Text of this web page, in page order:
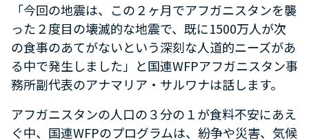
「今回の地震は、この２ヶ月でアフガニスタンを襲
った２度目の壊滅的な地震で、既に1500万人が次
の食事のあてがないという深刻な人道的ニーズがあ
る中で発生しました」と国連WFPアフガニスタン事
務所副代表のアナマリア・サルワナは話します。
アフガニスタンの人口の３分の１が食料不安にあえ
ぐ中、国連WFPのプログラムは、紛争や災害、気候